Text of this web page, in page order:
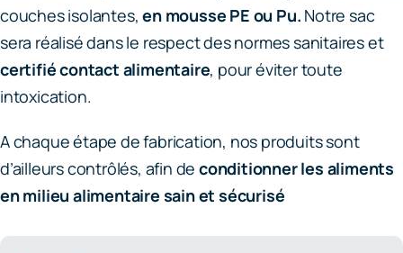
couches isolantes,en mousse PE ou Pu. Notre sac
sera réalisé dans le respect des normes sanitaires et
certifié contact alimentaire, pour éviter toute
intoxication.
A chaque étape de fabrication, nos produits sont
d’ailleurs contrôlés, afin de conditionner les aliments
en milieu alimentaire sain et sécurisé